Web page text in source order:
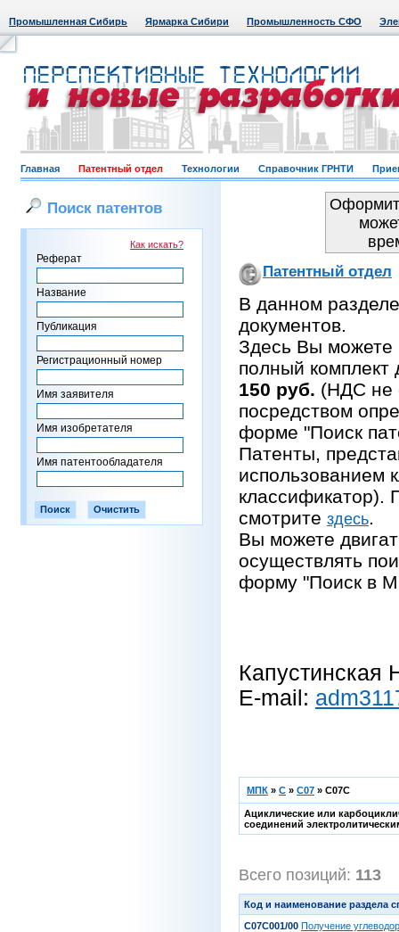
Промышленная Сибирь Ярмарка Сибири Промышленность СФО
Главная Патентный отдел Технологии Справочник ГРНТИ
Поиск патентов
Как искать?
Реферат
Название
Публикация
Регистрационный номер
Имя заявителя
Имя изобретателя
Имя патентообладателя
Патентный отдел
В данном
документов.
Здесь Вы можете
полный комплект
150 руб. (НДС не
посредством
форме "Поиск
Патенты,
использованием
классификатор).
смотрите здесь.
Вы можете
осуществлять
форму "Поиск в
Капустинская
E-mail:
МПК » C » C07 » C07C
Ациклические или
соединений
Всего позиций: 113
Код и наименование раздела
C07C001/00 Получение